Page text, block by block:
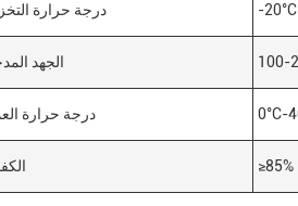
درجة حرارة -
الجهد 100-
درجة حرارة 0°C-
≥85%